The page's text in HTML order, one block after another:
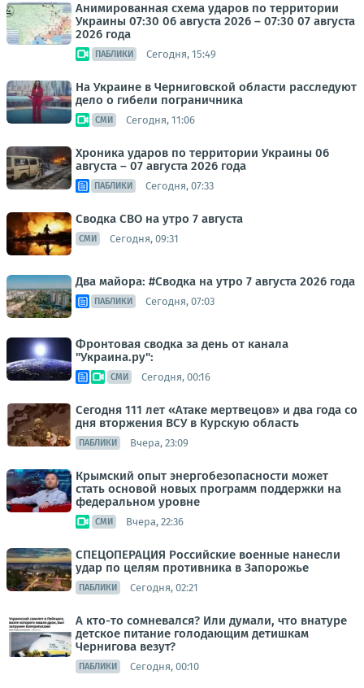
Анимированная схема ударов по территории
Украины 07:30 06 августа 2026 – 07:30 07 августа
2026 года
ПАБЛИКИ Сегодня, 15:49
На Украине в Черниговской области расследуют
дело о гибели пограничника
СМИ Сегодня, 11:06
Хроника ударов по территории Украины 06
августа – 07 августа 2026 года
ПАБЛИКИ Сегодня, 07:33
Сводка СВО на утро 7 августа
СМИ Сегодня, 09:31
Два майора: #Сводка на утро 7 августа 2026 года
ПАБЛИКИ Сегодня, 07:03
Фронтовая сводка за день от канала
"Украина.ру":
СМИ Сегодня, 00:16
Сегодня 111 лет «Атаке мертвецов» и два года со
дня вторжения ВСУ в Курскую область
ПАБЛИКИ Вчера, 23:09
Крымский опыт энергобезопасности может
стать основой новых программ поддержки на
федеральном уровне
СМИ Вчера, 22:36
СПЕЦОПЕРАЦИЯ Российские военные нанесли
удар по целям противника в Запорожье
ПАБЛИКИ Сегодня, 02:21
А кто-то сомневался? Или думали, что внатуре
детское питание голодающим детишкам
Чернигова везут?
ПАБЛИКИ Сегодня, 00:10